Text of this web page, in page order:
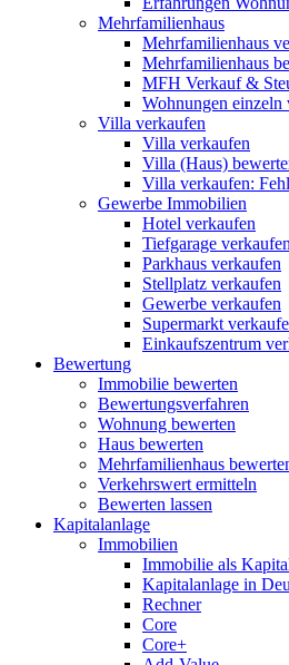
Mehrfamilienhaus
Mehrfamilienhaus
Mehrfamilienhaus
MFH Verkauf &
Wohnungen einzeln
Villa verkaufen
Villa verkaufen
Villa (Haus)
Villa verkaufen:
Gewerbe Immobilien
Hotel verkaufen
Tiefgarage verkaufen
Parkhaus verkaufen
Stellplatz verkaufen
Gewerbe verkaufen
Supermarkt
Einkaufszentrum
Bewertung
Immobilie bewerten
Bewertungsverfahren
Wohnung bewerten
Haus bewerten
Mehrfamilienhaus
Verkehrswert ermitteln
Bewerten lassen
Kapitalanlage
Immobilien
Immobilie als
Kapitalanlage in
Rechner
Core
Core+